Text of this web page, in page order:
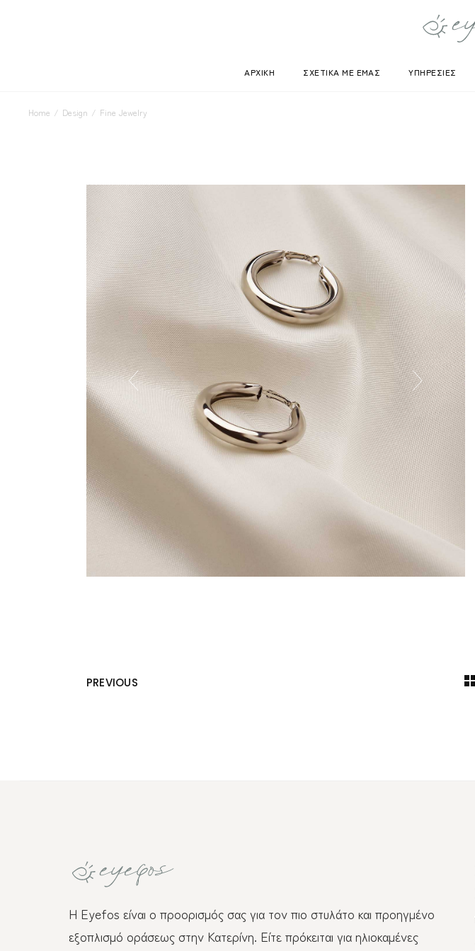
ΑΡΧΙΚΗ ΣΧΕΤΙΚΑ ΜΕ ΕΜΑΣ ΥΠΗΡΕΣΙΕΣ
Home Design Fine Jewelry
PREVIOUS
Η Eyefos είναι ο προορισμός σας για τον πιο στυλάτο και προηγμένο
εξοπλισμό οράσεως στην Κατερίνη. Είτε πρόκειται για ηλιοκαμένες